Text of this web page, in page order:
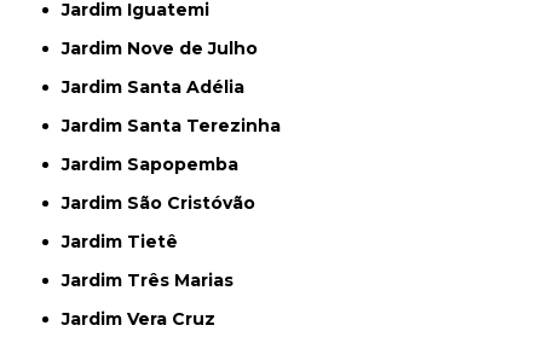
Jardim Iguatemi
Jardim Nove de Julho
Jardim Santa Adélia
Jardim Santa Terezinha
Jardim Sapopemba
Jardim São Cristóvão
Jardim Tietê
Jardim Três Marias
Jardim Vera Cruz